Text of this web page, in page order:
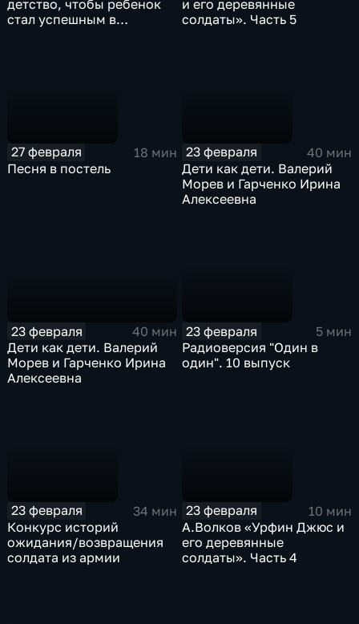
детство, чтобы ребенок
стал успешным в
и его деревянные
солдаты». Часть 5
27 февраля
18 мин
Песня в постель
23 февраля
40 мин
Дети как дети. Валерий
Морев и Гарченко Ирина
Алексеевна
23 февраля
40 мин
Дети как дети. Валерий
Морев и Гарченко Ирина
Алексеевна
23 февраля
5 мин
Радиоверсия "Один в
один". 10 выпуск
23 февраля
34 мин
Конкурс историй
ожидания/возвращения
солдата из армии
23 февраля
10 мин
А.Волков «Урфин Джюс и
его деревянные
солдаты». Часть 4